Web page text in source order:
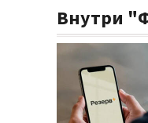
Внутри